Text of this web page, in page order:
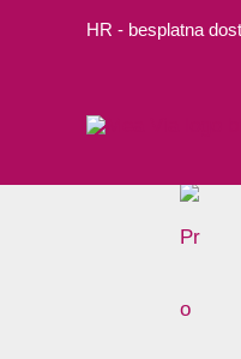
HR - besplatna
M
i